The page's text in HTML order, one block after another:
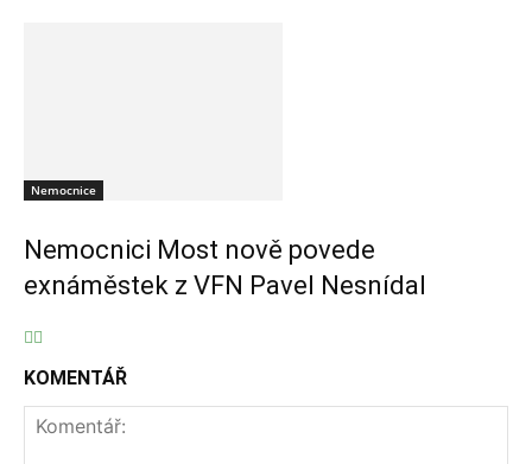
Nemocnice
Nemocnici Most nově povede
exnáměstek z VFN Pavel Nesnídal
KOMENTÁŘ